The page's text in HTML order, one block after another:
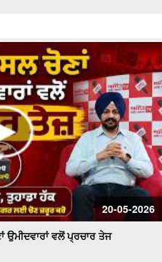
20-05-2026
ਵਲੋਂ ਪ੍ਰਚਾਰ ਤੇਜ